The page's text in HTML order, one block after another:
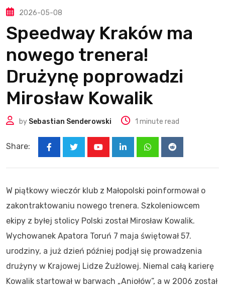
2026-05-08
Speedway Kraków ma
nowego trenera!
Drużynę poprowadzi
Mirosław Kowalik
by Sebastian Senderowski 1 minute read
Share:
LinkedInWhatsappReddit
W piątkowy wieczór klub z Małopolski poinformował o
zakontraktowaniu nowego trenera. Szkoleniowcem
ekipy z byłej stolicy Polski został Mirosław Kowalik.
Wychowanek Apatora Toruń 7 maja świętował 57.
urodziny, a już dzień później podjął się prowadzenia
drużyny w Krajowej Lidze Żużlowej. Niemal całą karierę
Kowalik startował w barwach „Aniołów”, a w 2006 został